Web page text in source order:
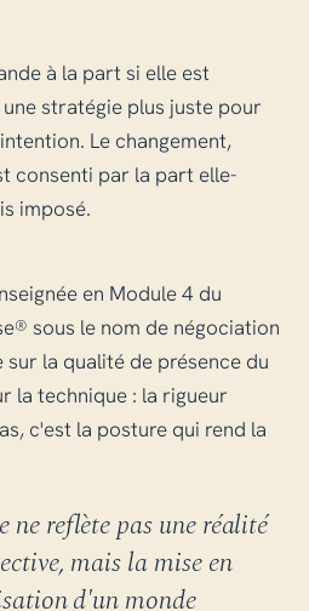
à la part si elle est
stratégie plus juste pour
Le changement,
consenti par la part elle-
imposé.
en Module 4 du
sous le nom de négociation
la qualité de présence du
la technique : la rigueur
c'est la posture qui rend la
ne reflète pas une réalité
mais la mise en
d'un monde